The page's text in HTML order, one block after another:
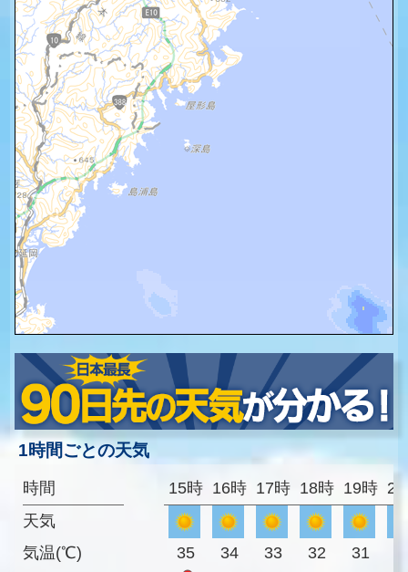
1時間ごとの天気
時間
天気
気温(℃)
15時 16時 17時 18時 19時
35 34 33 32 31